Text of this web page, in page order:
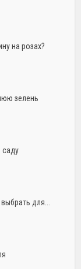
на розах?
зелень
саду
для...